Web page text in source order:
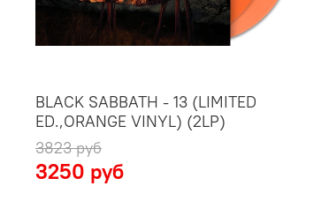
BLACK SABBATH - 13 (LIMITED
ED.,ORANGE VINYL) (2LP)
3823 руб
3250 руб